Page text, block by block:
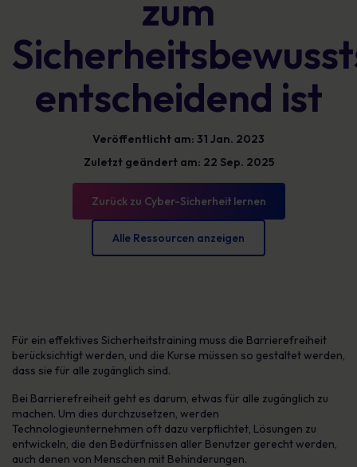
zum
entscheidend ist
Veröffentlicht am: 31 Jan. 2023
Zuletzt geändert am: 22 Sep. 2025
Zurück zu Cyber-Sicherheit lernen
Alle Ressourcen anzeigen
Für ein effektives Sicherheitstraining muss die Barrierefreiheit
berücksichtigt werden, und die Kurse müssen so gestaltet werden,
dass sie für alle zugänglich sind.
Bei Barrierefreiheit geht es darum, etwas für alle zugänglich zu
machen. Um dies durchzusetzen, werden
Technologieunternehmen oft dazu verpflichtet, Lösungen zu
entwickeln, die den Bedürfnissen aller Benutzer gerecht werden,
auch denen von Menschen mit Behinderungen.